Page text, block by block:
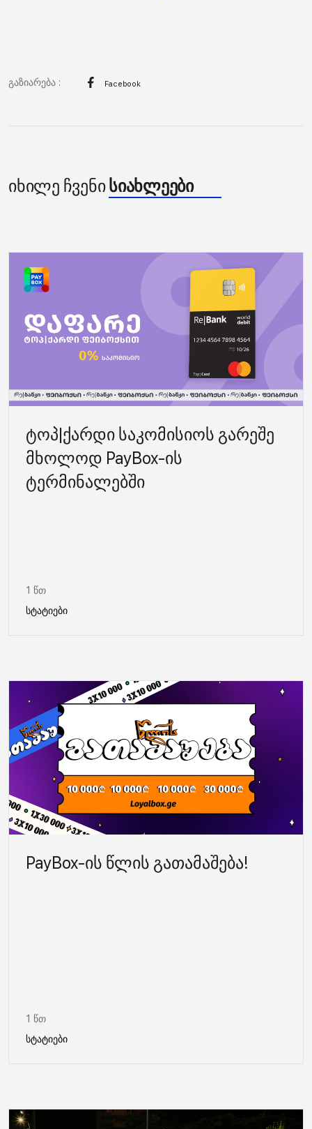
გაზიარება : Facebook
იხილე ჩვენისიახლეები
ტოპ|ქარდი საკომისიოს გარეშე
მხოლოდ PayBox-ის
ტერმინალებში
1 წთ
სტატიები
PayBox-ის წლის გათამაშება!
1 წთ
სტატიები